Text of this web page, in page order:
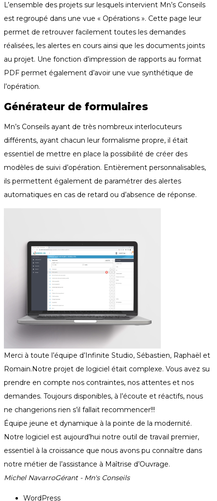
L’ensemble des projets sur lesquels intervient Mn’s Conseils
est regroupé dans une vue « Opérations ». Cette page leur
permet de retrouver facilement toutes les demandes
réalisées, les alertes en cours ainsi que les documents joints
au projet. Une fonction d’impression de rapports au format
PDF permet également d’avoir une vue synthétique de
l’opération.
Générateur de formulaires
Mn’s Conseils ayant de très nombreux interlocuteurs
différents, ayant chacun leur formalisme propre, il était
essentiel de mettre en place la possibilité de créer des
modèles de suivi d’opération. Entièrement personnalisables,
ils permettent également de paramétrer des alertes
automatiques en cas de retard ou d’absence de réponse.
Merci à toute l’équipe d’Infinite Studio, Sébastien, Raphaël et
Romain.Notre projet de logiciel était complexe. Vous avez su
prendre en compte nos contraintes, nos attentes et nos
demandes. Toujours disponibles, à l’écoute et réactifs, nous
ne changerions rien s’il fallait recommencer!!!
Équipe jeune et dynamique à la pointe de la modernité.
Notre logiciel est aujourd’hui notre outil de travail premier,
essentiel à la croissance que nous avons pu connaître dans
notre métier de l’assistance à Maîtrise d’Ouvrage.
Michel NavarroGérant - Mn's Conseils
WordPress